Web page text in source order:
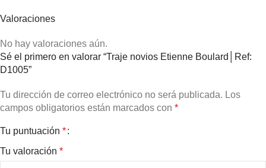
Valoraciones
No hay valoraciones aún.
Sé el primero en valorar “Traje novios Etienne Boulard│Ref:
D1005”
Tu dirección de correo electrónico no será publicada. Los
campos obligatorios están marcados con *
Tu puntuación *
Tu valoración *